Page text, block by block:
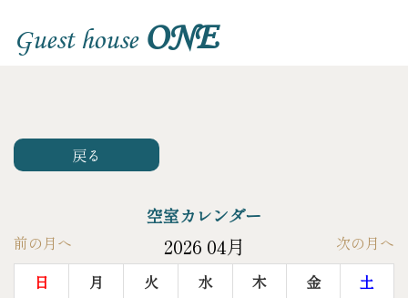
Guest house ONE
戻る
空室カレンダー
2026 04月
前の月へ
次の月へ
日
月 火 水 木 金
土